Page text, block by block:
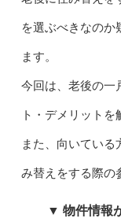
を選ぶべきなのか
ます。
今回は、老後の一
ト・デメリットを
また、向いてい
み替えをする際の
▼ 物件情報